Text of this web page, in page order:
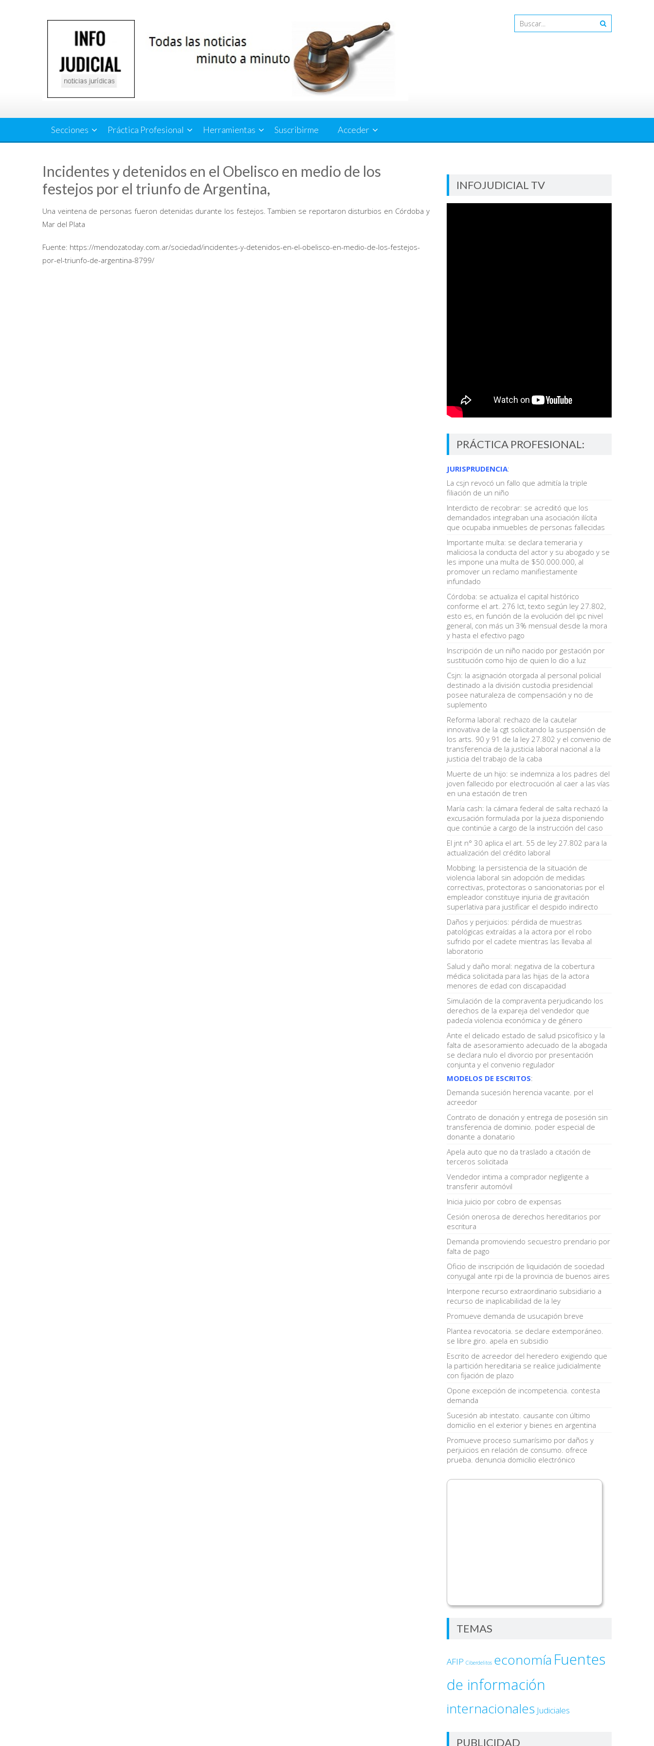
Secciones Práctica Profesional Herramientas Suscribirme Acceder
Incidentes y detenidos en el Obelisco en medio de los
festejos por el triunfo de Argentina,
Una veintena de personas fueron detenidas durante los festejos. Tambien se reportaron disturbios en Córdoba y
Mar del Plata
Fuente: https://mendozatoday.com.ar/sociedad/incidentes-y-detenidos-en-el-obelisco-en-medio-de-los-festejos-
por-el-triunfo-de-argentina-8799/
INFOJUDICIAL TV
PRÁCTICA PROFESIONAL:
JURISPRUDENCIA:
La csjn revocó un fallo que admitía la triple
filiación de un niño
Interdicto de recobrar: se acreditó que los
demandados integraban una asociación ilícita
que ocupaba inmuebles de personas fallecidas
Importante multa: se declara temeraria y
maliciosa la conducta del actor y su abogado y se
les impone una multa de $50.000.000, al
promover un reclamo manifiestamente
infundado
Córdoba: se actualiza el capital histórico
conforme el art. 276 lct, texto según ley 27.802,
esto es, en función de la evolución del ipc nivel
general, con más un 3% mensual desde la mora
y hasta el efectivo pago
Inscripción de un niño nacido por gestación por
sustitución como hijo de quien lo dio a luz
Csjn: la asignación otorgada al personal policial
destinado a la división custodia presidencial
posee naturaleza de compensación y no de
suplemento
Reforma laboral: rechazo de la cautelar
innovativa de la cgt solicitando la suspensión de
los arts. 90 y 91 de la ley 27.802 y el convenio de
transferencia de la justicia laboral nacional a la
justicia del trabajo de la caba
Muerte de un hijo: se indemniza a los padres del
joven fallecido por electrocución al caer a las vías
en una estación de tren
María cash: la cámara federal de salta rechazó la
excusación formulada por la jueza disponiendo
que continúe a cargo de la instrucción del caso
El jnt n° 30 aplica el art. 55 de ley 27.802 para la
actualización del crédito laboral
Mobbing: la persistencia de la situación de
violencia laboral sin adopción de medidas
correctivas, protectoras o sancionatorias por el
empleador constituye injuria de gravitación
superlativa para justificar el despido indirecto
Daños y perjuicios: pérdida de muestras
patológicas extraídas a la actora por el robo
sufrido por el cadete mientras las llevaba al
laboratorio
Salud y daño moral: negativa de la cobertura
médica solicitada para las hijas de la actora
menores de edad con discapacidad
Simulación de la compraventa perjudicando los
derechos de la expareja del vendedor que
padecía violencia económica y de género
Ante el delicado estado de salud psicofísico y la
falta de asesoramiento adecuado de la abogada
se declara nulo el divorcio por presentación
conjunta y el convenio regulador
MODELOS DE ESCRITOS:
Demanda sucesión herencia vacante. por el
acreedor
Contrato de donación y entrega de posesión sin
transferencia de dominio. poder especial de
donante a donatario
Apela auto que no da traslado a citación de
terceros solicitada
Vendedor intima a comprador negligente a
transferir automóvil
Inicia juicio por cobro de expensas
Cesión onerosa de derechos hereditarios por
escritura
Demanda promoviendo secuestro prendario por
falta de pago
Oficio de inscripción de liquidación de sociedad
conyugal ante rpi de la provincia de buenos aires
Interpone recurso extraordinario subsidiario a
recurso de inaplicabilidad de la ley
Promueve demanda de usucapión breve
Plantea revocatoria. se declare extemporáneo.
se libre giro. apela en subsidio
Escrito de acreedor del heredero exigiendo que
la partición hereditaria se realice judicialmente
con fijación de plazo
Opone excepción de incompetencia. contesta
demanda
Sucesión ab intestato. causante con último
domicilio en el exterior y bienes en argentina
Promueve proceso sumarísimo por daños y
perjuicios en relación de consumo. ofrece
prueba. denuncia domicilio electrónico
TEMAS
AFIP Ciberdelitos economía Fuentes
de información
internacionales Judiciales
PUBLICIDAD